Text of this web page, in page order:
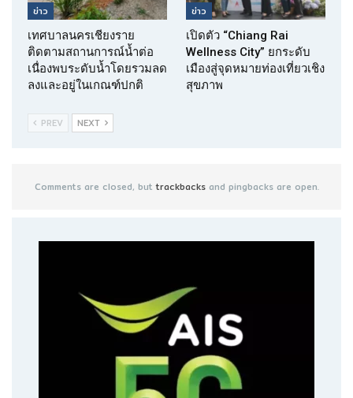
ข่าว
เทศบาลนครเชียงราย
ติดตามสถานการณ์น้ำต่อ
เนื่องพบระดับน้ำโดยรวมลด
ลงและอยู่ในเกณฑ์ปกติ
ข่าว
เปิดตัว “Chiang Rai
Wellness City” ยกระดับ
เมืองสู่จุดหมายท่องเที่ยวเชิง
สุขภาพ
PREV NEXT
Comments are closed, buttrackbacksand pingbacks are open.